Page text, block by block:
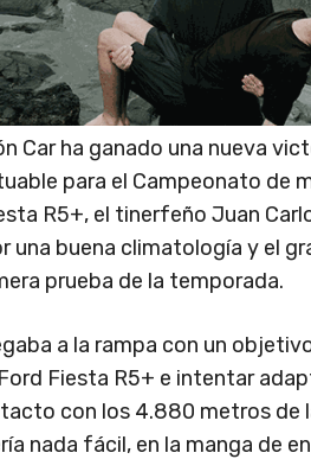
Car ha ganado una nueva
para el Campeonato de
R5+, el tinerfeño Juan
una buena climatología y el
prueba de la temporada.
a la rampa con un
Fiesta R5+ e intentar
con los 4.880 metros de
nada fácil, en la manga de